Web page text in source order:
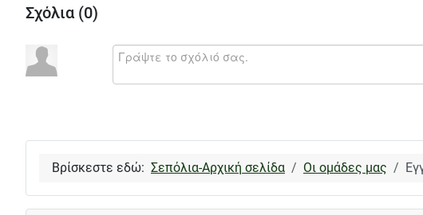
Σχόλια (0)
Βρίσκεστε εδώ: Σεπόλια-Αρχική σελίδα Οι ομάδες μας